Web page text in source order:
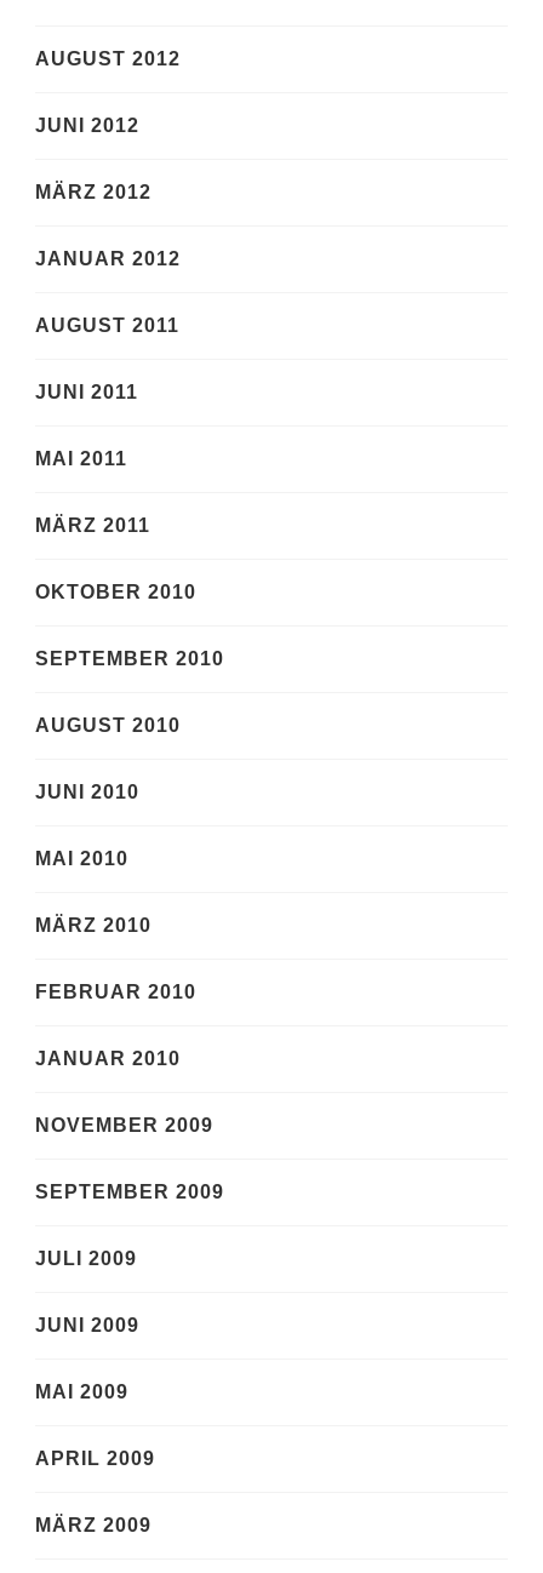
AUGUST 2012
JUNI 2012
MÄRZ 2012
JANUAR 2012
AUGUST 2011
JUNI 2011
MAI 2011
MÄRZ 2011
OKTOBER 2010
SEPTEMBER 2010
AUGUST 2010
JUNI 2010
MAI 2010
MÄRZ 2010
FEBRUAR 2010
JANUAR 2010
NOVEMBER 2009
SEPTEMBER 2009
JULI 2009
JUNI 2009
MAI 2009
APRIL 2009
MÄRZ 2009